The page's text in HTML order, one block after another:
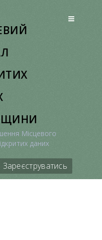
Місцевого
даних
Зареєструватись